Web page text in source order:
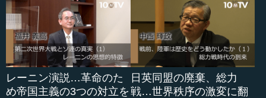
レーニン演説…革命のた
め帝国主義の3つの対立を
日英同盟の廃棄、総力
戦…世界秩序の激変に翻